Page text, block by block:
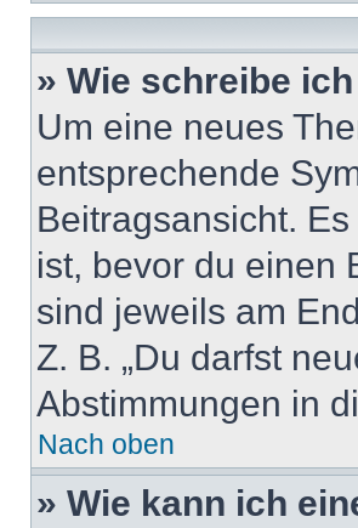
» Wie schreibe
Um eine neues
entsprechende
Beitragsansicht.
ist, bevor du einen
sind jeweils am
Z. B. „Du darfst
Abstimmungen in
Nach oben
» Wie kann ich